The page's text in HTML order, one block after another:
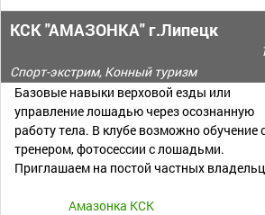
КСК "АМАЗОНКА" г.Липецк
Спорт-экстрим, Конный туризм
Базовые навыки верховой езды или
управление лошадью через осознанную
работу тела. В клубе возможно обучение
тренером, фотосессии с лошадьми.
Приглашаем на постой частных
Амазонка КСК